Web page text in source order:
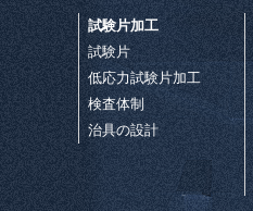
試験片加工
試験片
低応力試験片加工
検査体制
治具の設計